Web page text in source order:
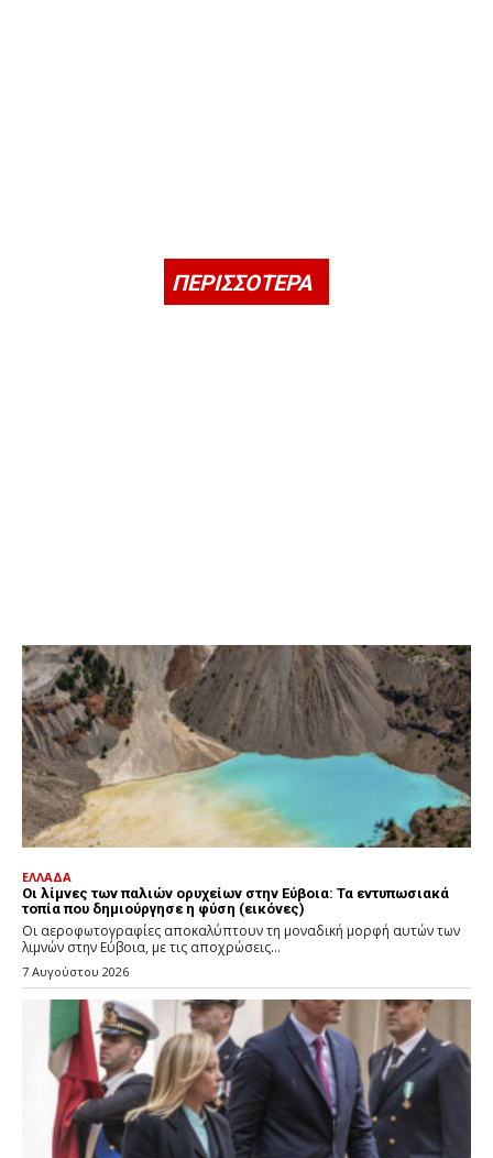
ΠΕΡΙΣΣΟΤΕΡΑ
ΕΛΛΑΔΑ
Οι λίμνες των παλιών ορυχείων στην Εύβοια: Τα εντυπωσιακά
τοπία που δημιούργησε η φύση (εικόνες)
Οι αεροφωτογραφίες αποκαλύπτουν τη μοναδική μορφή αυτών των
λιμνών στην Εύβοια, με τις αποχρώσεις...
7 Αυγούστου 2026